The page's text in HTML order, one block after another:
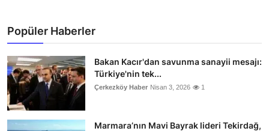
Popüler Haberler
Bakan Kacır'dan savunma sanayii mesajı:
Türkiye'nin tek...
Çerkezköy Haber Nisan 3, 2026 1
Marmara’nın Mavi Bayrak lideri Tekirdağ,